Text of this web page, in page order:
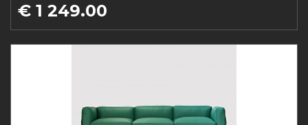
€ 1 249.00